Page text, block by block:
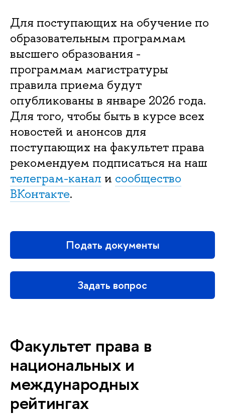
Для поступающих на обучение по
образовательным программам
высшего образования -
программам магистратуры
правила приема будут
опубликованы в январе 2026 года.
Для того, чтобы быть в курсе всех
новостей и анонсов для
поступающих на факультет права
рекомендуем подписаться на наш
телеграм-канал и сообщество
ВКонтакте.
Подать документы
Задать вопрос
Факультет права в
национальных и
международных
рейтингах